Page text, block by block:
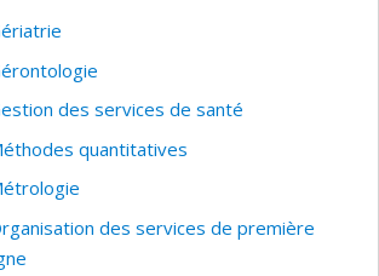
des services de santé
quantitatives
des services de première